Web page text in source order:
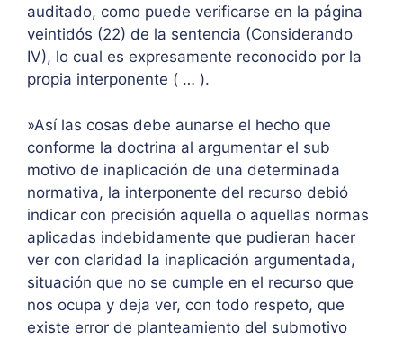
auditado, como puede verificarse en la página
veintidós (22) de la sentencia (Considerando
IV), lo cual es expresamente reconocido por la
propia interponente ( … ).
»Así las cosas debe aunarse el hecho que
conforme la doctrina al argumentar el sub
motivo de inaplicación de una determinada
normativa, la interponente del recurso debió
indicar con precisión aquella o aquellas normas
aplicadas indebidamente que pudieran hacer
ver con claridad la inaplicación argumentada,
situación que no se cumple en el recurso que
nos ocupa y deja ver, con todo respeto, que
existe error de planteamiento del submotivo